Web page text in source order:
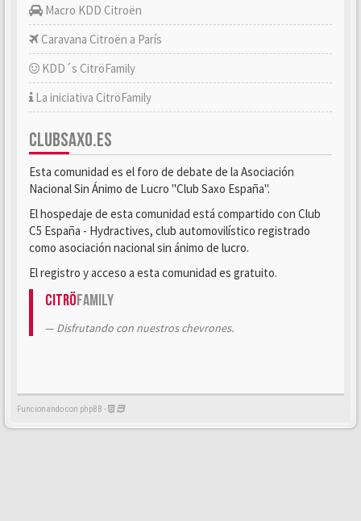
Macro KDD Citroën
Caravana Citroën a París
KDD´s CitröFamily
La iniciativa CitröFamily
CLUBSAXO.ES
Esta comunidad es el foro de debate de la Asociación
Nacional Sin Ánimo de Lucro "Club Saxo España".
El hospedaje de esta comunidad está compartido con Club
C5 España - Hydractives, club automovilístico registrado
como asociación nacional sin ánimo de lucro.
El registro y acceso a esta comunidad es gratuito.
CitröFamily
Disfrutando con nuestros chevrones.
Funcionando con phpBB -